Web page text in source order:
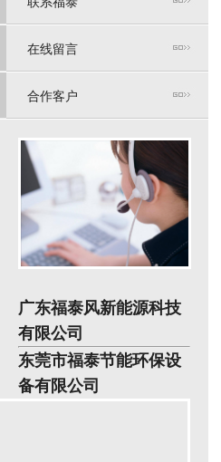
在线留言
合作客户
广东福泰风新能源科技
有限公司
东莞市福泰节能环保设
备有限公司